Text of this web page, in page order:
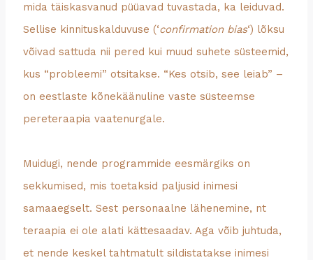
mida täiskasvanud püüavad tuvastada, ka leiduvad.
Sellise kinnituskalduvuse (‘confirmation bias‘) lõksu
võivad sattuda nii pered kui muud suhete süsteemid,
kus “probleemi” otsitakse. “Kes otsib, see leiab” –
on eestlaste kõnekäänuline vaste süsteemse
pereteraapia vaatenurgale.
Muidugi, nende programmide eesmärgiks on
sekkumised, mis toetaksid paljusid inimesi
samaaegselt. Sest personaalne lähenemine, nt
teraapia ei ole alati kättesaadav. Aga võib juhtuda,
et nende keskel tahtmatult sildistatakse inimesi